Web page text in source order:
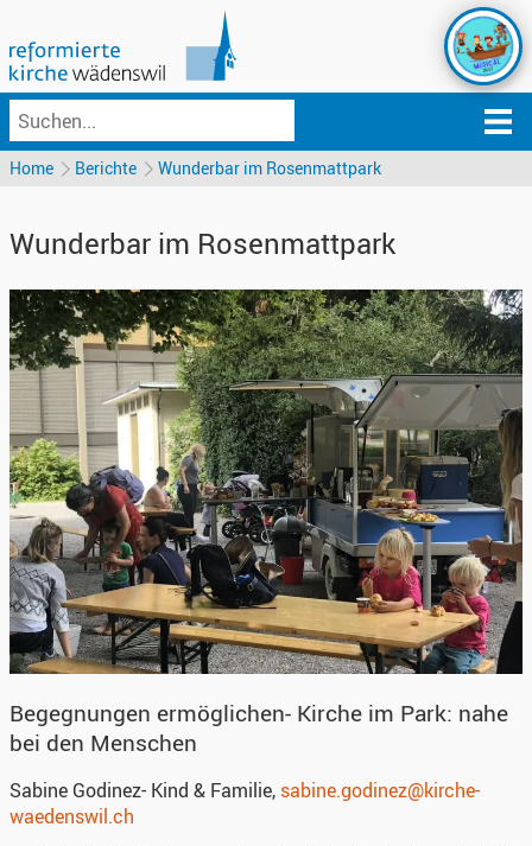
Home Berichte Wunderbar im Rosenmattpark
Wunderbar im Rosenmattpark
Begegnungen ermöglichen- Kirche im Park: nahe
bei den Menschen
Sabine Godinez- Kind & Familie, sabine.godinez@kirche-
waedenswil.ch